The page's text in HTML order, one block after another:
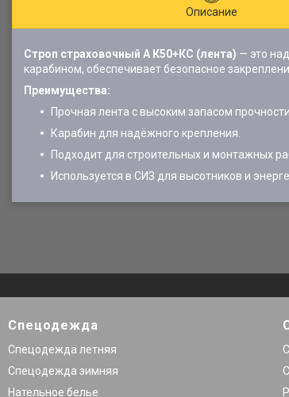
Описание
Строп страховочный А К50+КС (лента) — это
карабином, обеспечивает безопасное
Преимущества:
Прочная лента с высоким запасом прочности.
Карабин для надёжного крепления.
Подходит для строительных и монтажных
Используется в СИЗ для высотников и
Спецодежда
Спецодежда летняя
Спецодежда зимняя
Нательное белье